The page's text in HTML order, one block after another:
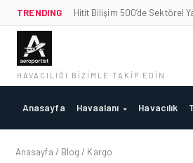
TRENDING Hitit Bilişim 500’de Sektörel
HAVACILIĞI BIZIMLE TAKIP EDIN
Anasayfa Havaalanı Havacılık
Anasayfa / Blog / Kargo